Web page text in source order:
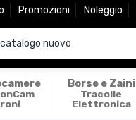
Promozioni Noleggio
Borse e Zaini
Tracolle
Elettronica